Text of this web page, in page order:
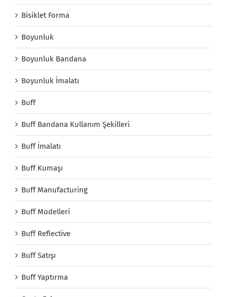
Bisiklet Forma
Boyunluk
Boyunluk Bandana
Boyunluk İmalatı
Buff
Buff Bandana Kullanım Şekilleri
Buff İmalatı
Buff Kumaşı
Buff Manufacturing
Buff Modelleri
Buff Reflective
Buff Satışı
Buff Yaptırma